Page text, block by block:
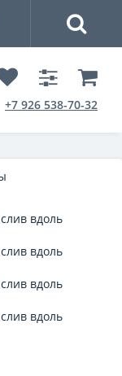
+7 926 538-70-32